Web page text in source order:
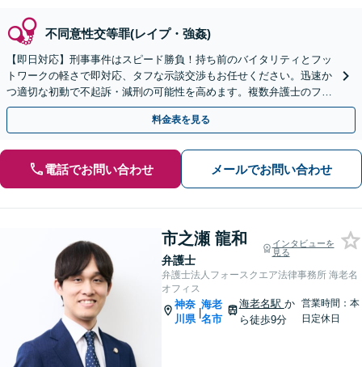
不同意性交等罪(レイプ・強姦)
【即日対応】刑事事件はスピード勝負！持ち前のバイタリティとフッ
トワークの軽さで即対応、タフな示談交渉もお任せください。迅速か
つ適切な初動で不起訴・減刑の可能性を高めます。複数弁護士のフォ
ロー体制。家族・職場へも配慮します。【川崎駅徒歩1分】
料金表を見る
電話でお問い合わせ メールでお問い合わせ
市之瀬 龍和
弁護士
インタビューを
見る
弁護士法人フォースクエア法律事務所 海老名
オフィス
神奈
川県
|
海老
名市
海老名駅 か
ら徒歩9分
営業時間：本
日定休日